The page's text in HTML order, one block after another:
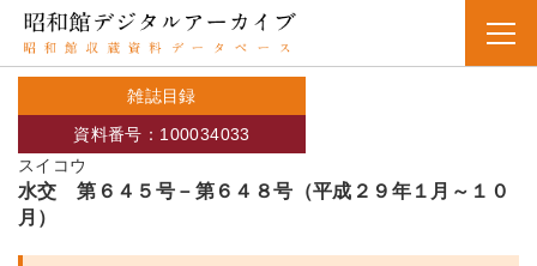
雑誌目録
スイコウ
資料番号：100034033
水交 第６４５号－第６４８号（平成２９年１月～１０
月）